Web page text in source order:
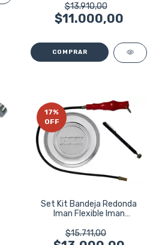
$13.910,00
$11.000,00
17%
OFF
Set Kit Bandeja Redonda
Iman Flexible Iman
$15.711,00